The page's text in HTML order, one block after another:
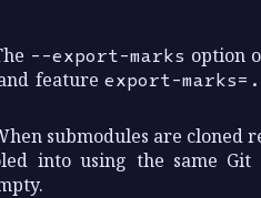
--export-marks option
featureexport-
submodules are cloned
into using the same